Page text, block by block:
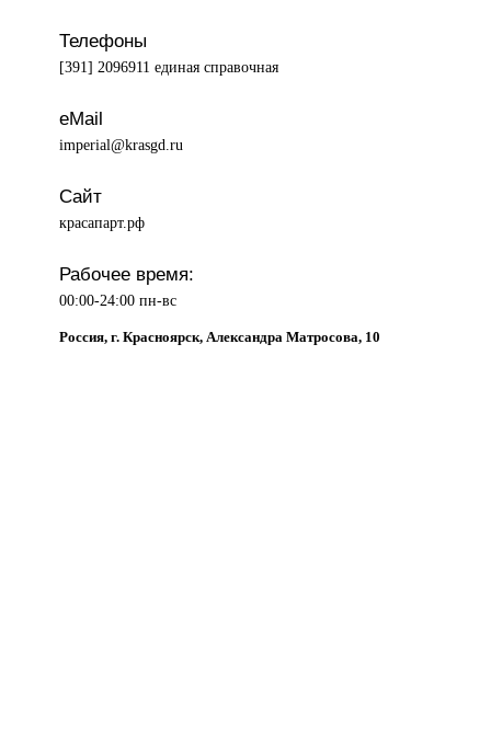
Телефоны
[391] 2096911 единая справочная
eMail
imperial@krasgd.ru
Сайт
красапарт.рф
Рабочее время:
00:00-24:00 пн-вс
Россия, г. Красноярск, Александра Матросова, 10